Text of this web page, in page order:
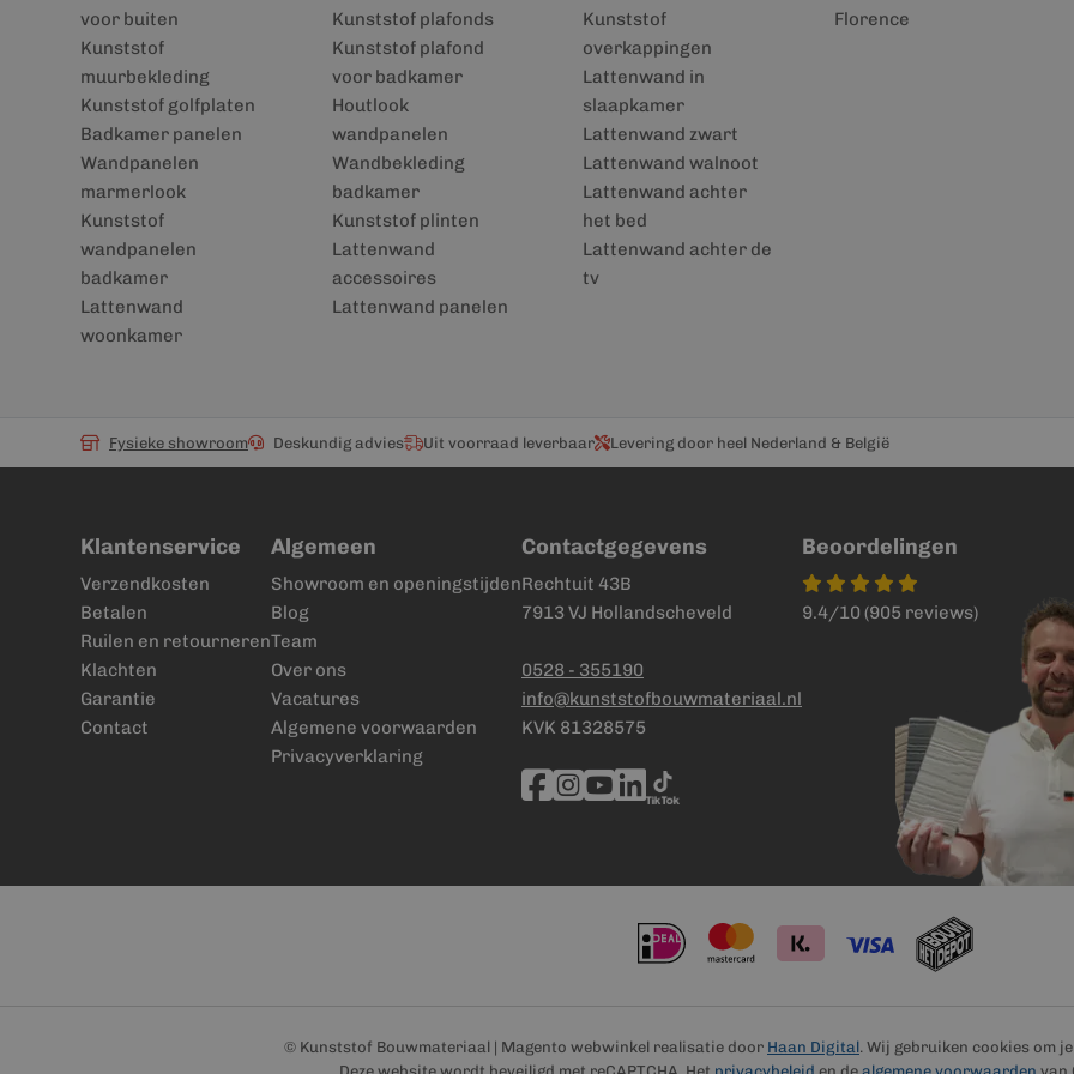
voor buiten
Kunststof
muurbekleding
Kunststof golfplaten
Badkamer panelen
Wandpanelen
marmerlook
Kunststof
wandpanelen
badkamer
Lattenwand
woonkamer
Kunststof plafonds
Kunststof plafond
voor badkamer
Houtlook
wandpanelen
Wandbekleding
badkamer
Kunststof plinten
Lattenwand
accessoires
Lattenwand panelen
Kunststof
overkappingen
Lattenwand in
slaapkamer
Lattenwand zwart
Lattenwand walnoot
Lattenwand achter
het bed
Lattenwand achter de
tv
Florence
Fysieke showroom Deskundig advies Uit voorraad leverbaar Levering door heel Nederland & België
Klantenservice
Verzendkosten
Betalen
Ruilen en retourneren
Klachten
Garantie
Contact
Algemeen
Showroom en openingstijden
Blog
Team
Over ons
Vacatures
Algemene voorwaarden
Privacyverklaring
Contactgegevens
Rechtuit 43B
7913 VJ Hollandscheveld
0528 - 355190
info@kunststofbouwmateriaal.nl
KVK 81328575
Beoordelingen
9.4/10 (905 reviews)
© Kunststof Bouwmateriaal | Magento webwinkel realisatie door Haan Digital. Wij gebruiken cookies om